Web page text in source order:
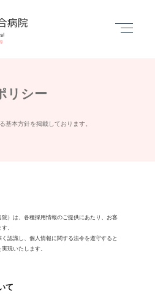
Menu
リシー
基本方針を掲載しております。
）は、各種採用情報のご提供にあたり、お客
。
認識し、個人情報に関する法令を遵守すると
現いたします。
て